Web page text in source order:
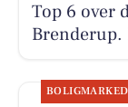
Top 6 over
BOLIGMARKED